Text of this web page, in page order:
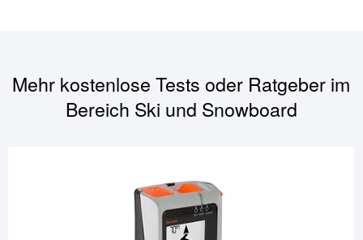
Mehr kostenlose Tests oder Ratgeber im
Bereich Ski und Snowboard